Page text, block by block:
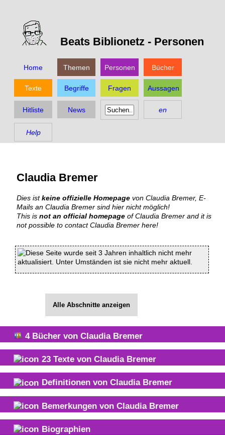
Beats Biblionetz - Personen
Home Themen Personen Bücher
Texte Begriffe Fragen Aussagen
Hitliste News en
Help
Claudia Bremer
Dies istkeine offizielle Homepage von Claudia Bremer, E-
Mails an Claudia Bremer sind hier nicht möglich!
This is not an official homepage of Claudia Bremer and it is
not possible to contact Claudia Bremer here!
Diese Seite wurde seit 3 Jahren inhaltlich nicht mehr
aktualisiert. Unter Umständen ist sie nicht mehr aktuell.
Alle Abschnitte anzeigen
4 Bücher von Claudia Bremer
23 Texte von Claudia Bremer
Definitionen von Claudia Bremer
Bemerkungen von Claudia Bremer
Biographien